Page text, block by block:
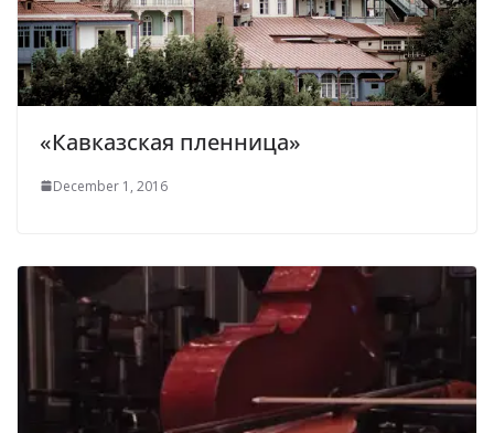
«Кавказская пленница»
December 1, 2016